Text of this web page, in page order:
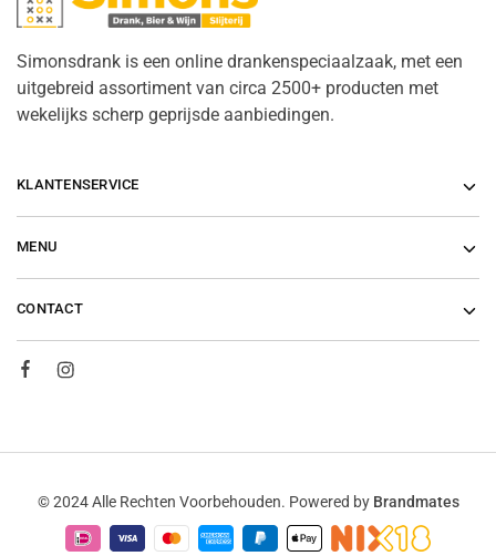
Simonsdrank is een online drankenspeciaalzaak, met een
uitgebreid assortiment van circa 2500+ producten met
wekelijks scherp geprijsde aanbiedingen.
KLANTENSERVICE
MENU
CONTACT
© 2024 Alle Rechten Voorbehouden. Powered by Brandmates